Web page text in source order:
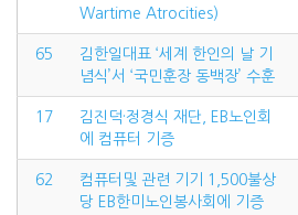
Wartime Atrocities)
65
김한일대표 ‘세계 한인의 날 기
념식’서 ‘국민훈장 동백장’ 수훈
17
김진덕·정경식 재단, EB노인회
에 컴퓨터 기증
62
컴퓨터및 관련 기기 1,500불상
당 EB한미노인봉사회에 기증